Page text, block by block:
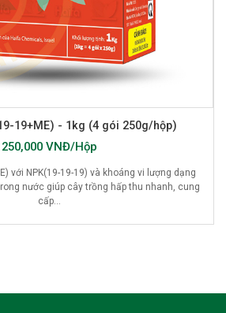
19+ME) - 1kg (4 gói 250g/hộp)
250,000 VNĐ/Hộp
với NPK(19-19-19) và khoáng vi lượng dạng
nước giúp cây trồng hấp thu nhanh, cung
cấp...